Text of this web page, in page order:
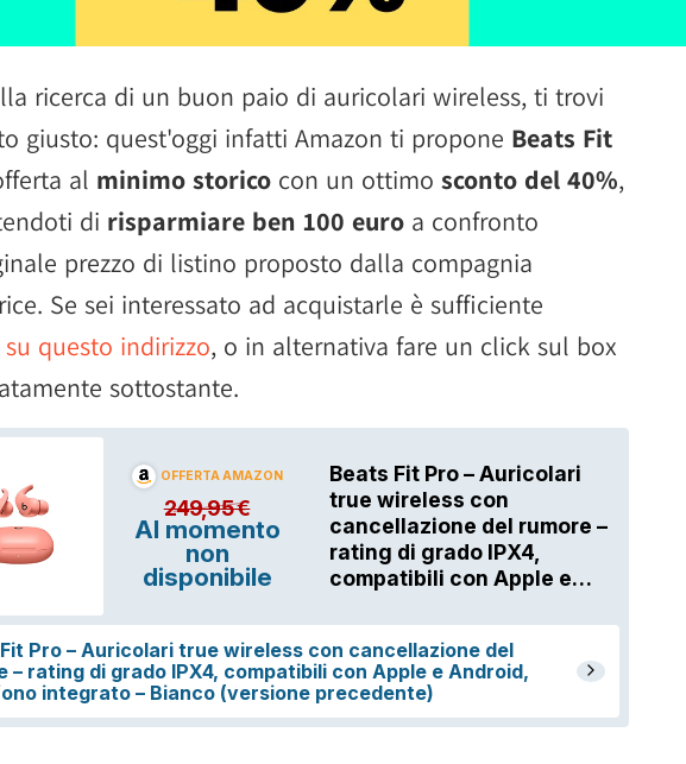
ricerca di un buon paio di auricolari wireless, ti trovi
giusto: quest'oggi infatti Amazon ti propone Beats Fit
al minimo storico con un ottimo sconto del 40%,
di risparmiare ben 100 euro a confronto
prezzo di listino proposto dalla compagnia
Se sei interessato ad acquistarle è sufficiente
questo indirizzo, o in alternativa fare un click sul box
sottostante.